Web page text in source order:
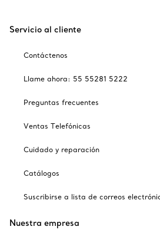
Servicio al cliente
Contáctenos
Llame ahora: 55 55281 5222
Preguntas frecuentes
Ventas Telefónicas
Cuidado y reparación
Catálogos
Suscribirse a lista de correos
Nuestra empresa